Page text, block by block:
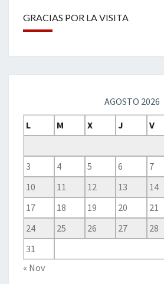
GRACIAS POR LA VISITA
AGOSTO 2026
L
M X J V
3
4 5 6 7
10
11 12 13 14
17
18 19 20 21
24
25 26 27 28
31
« Nov